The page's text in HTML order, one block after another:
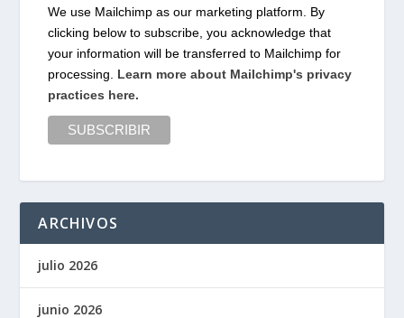
We use Mailchimp as our marketing platform. By
clicking below to subscribe, you acknowledge that
your information will be transferred to Mailchimp for
processing. Learn more about Mailchimp's privacy
practices here.
ARCHIVOS
julio 2026
junio 2026